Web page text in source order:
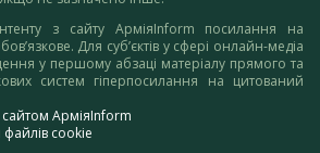
з сайту АрміяInform посилання на
Для суб’єктів у сфері онлайн-медіа
у першому абзаці матеріалу прямого та
систем гіперпосилання на цитований
сайтом АрміяInform
файлів cookie